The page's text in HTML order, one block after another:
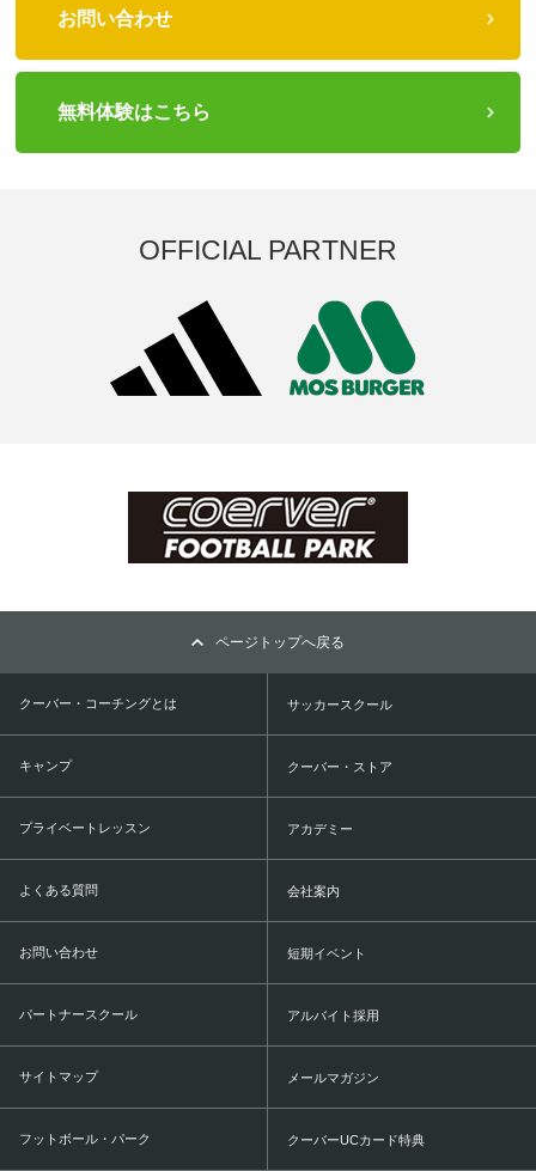
お問い合わせ
無料体験はこちら
OFFICIAL PARTNER
ページトップへ戻る
クーバー・コーチングとは サッカースクール
キャンプ クーバー・ストア
プライベートレッスン アカデミー
よくある質問 会社案内
お問い合わせ 短期イベント
パートナースクール アルバイト採用
サイトマップ メールマガジン
フットボール・パーク クーバーUCカード特典